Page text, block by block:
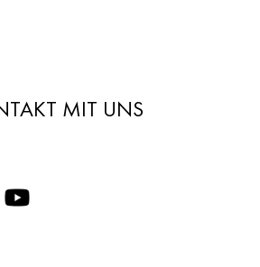
MIT UNS